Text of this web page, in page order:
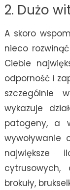
2. Dużo
A skoro
nieco
Ciebie
odporność i
szczególnie
wykazuje
patogeny, a
wywoływanie
największe
brokuły,